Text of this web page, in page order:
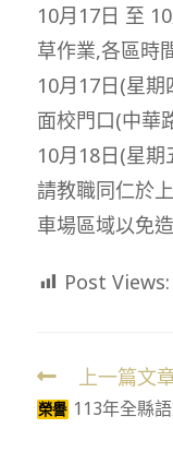
10月17日 至
草作業,各區時
10月17日(星
面校門口(中華
10月18日(星
請教職同仁於
車場區域以免
Post Views:
Read
more
上一篇文
榮譽 113年全縣